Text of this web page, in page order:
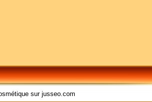
sur jusseo.com